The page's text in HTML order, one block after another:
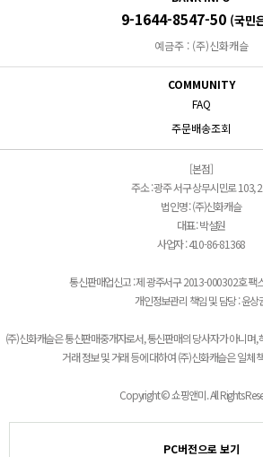
9-1644-8547-50 (국민
예금주 : (주)신화캐슬
COMMUNITY
FAQ
주문배송조회
[본점]
주소 : 광주 서구 상무시민로 103,
법인명 : (주)신화캐슬
대표 : 박설원
사업자 : 410-86-81368
통신판매업신고 : 제 광주서구 2013-000302호 팩
개인정보관리 책임 및 담당 : 윤상
(주)신화캐슬은 통신판매중개자로서, 통신판매의 당사자가 아니며,
거래 정보 및 거래 등에 대하여 (주)신화캐슬은 일체
Copyright © 쇼핑앤미. All Rights
PC버전으로 보기